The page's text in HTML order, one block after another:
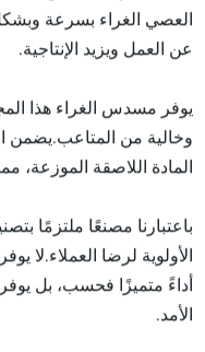
العصي الغراء بسرعة
عن العمل ويزيد الإنتاجية.
يوفر مسدس الغراء هذا
وخالية من المتاعب.يضمن
المادة اللاصقة
باعتبارنا مصنعًا ملتزمًا
الأولوية لرضا العملاء.لا
أداءً متميزًا فحسب، بل
الأمد.